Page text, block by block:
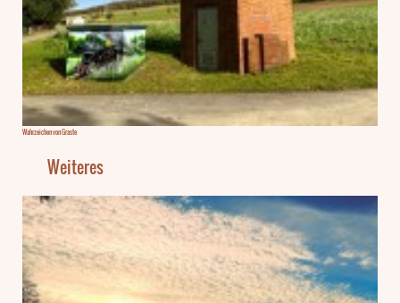
Wahrzeichen von Graste
Weiteres